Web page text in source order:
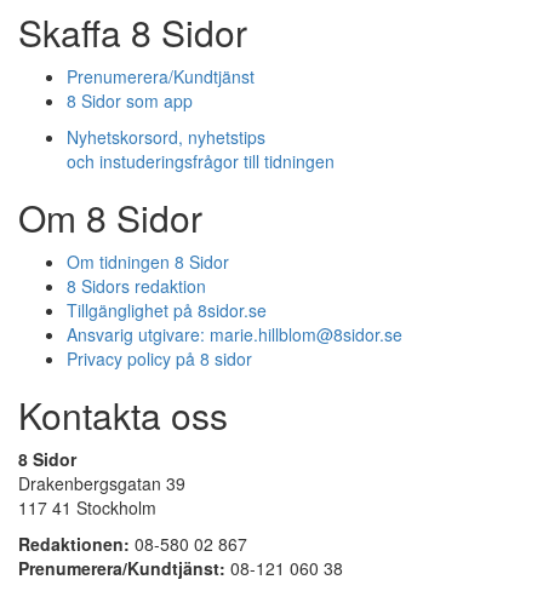
Skaffa 8 Sidor
Prenumerera/Kundtjänst
8 Sidor som app
Nyhetskorsord, nyhetstips
och instuderingsfrågor till tidningen
Om 8 Sidor
Om tidningen 8 Sidor
8 Sidors redaktion
Tillgänglighet på 8sidor.se
Ansvarig utgivare: marie.hillblom@8sidor.se
Privacy policy på 8 sidor
Kontakta oss
8 Sidor
Drakenbergsgatan 39
117 41 Stockholm
Redaktionen: 08-580 02 867
Prenumerera/Kundtjänst: 08-121 060 38